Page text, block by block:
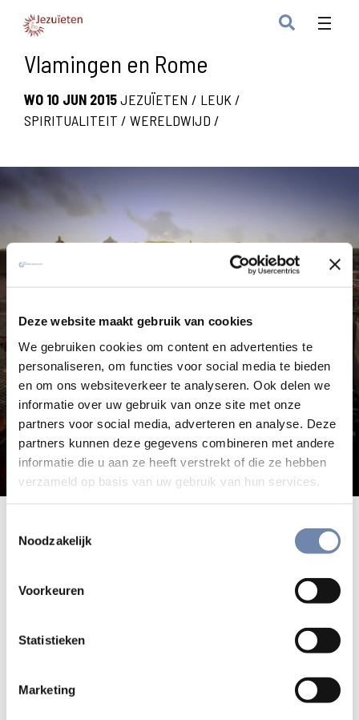
Deze website maakt gebruik van cookies
We gebruiken cookies om content en advertenties te
personaliseren, om functies voor social media te bieden
en om ons websiteverkeer te analyseren. Ook delen we
informatie over uw gebruik van onze site met onze
partners voor social media, adverteren en analyse. Deze
partners kunnen deze gegevens combineren met andere
informatie die u aan ze heeft verstrekt of die ze hebben
verzameld op basis van uw gebruik van hun services.
Noodzakelijk
Voorkeuren
Statistieken
Marketing
Vlamingen en Rome
WO 10 JUN 2015JEZUÏETEN / LEUK /
SPIRITUALITEIT / WERELDWIJD /
Rome
In deze thematische wandeling door de stad Rome met
over Ignatius van Loyola
om als gelovige keuzes te maken, het leven van
…